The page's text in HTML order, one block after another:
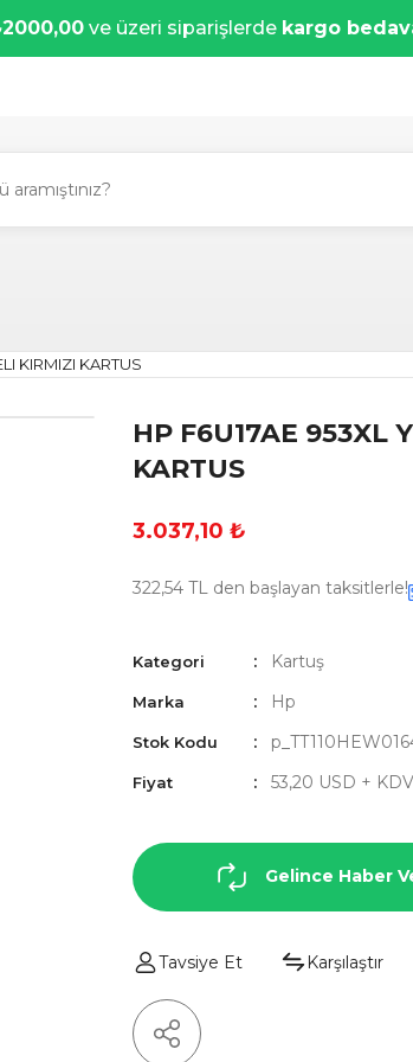
ve üzeri siparişlerde kargo
KIRMIZI KARTUS
HP F6U17AE 953XL
KARTUS
3.037,10 ₺
322,54 TL den başlayan taksitlerle!
Kategori Kartuş
Marka Hp
Stok Kodu
Fiyat 53,20 USD + KDV
Gelince Haber
Tavsiye Et Karşılaştır